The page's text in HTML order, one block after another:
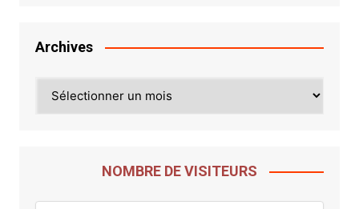
Archives
NOMBRE DE VISITEURS
7